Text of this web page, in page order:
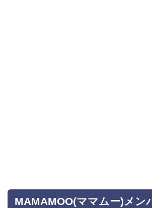
MAMAMOO(ママムー)メン